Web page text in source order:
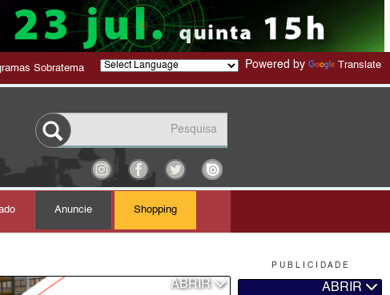
P U B L I C I D A D E
ABRIR
Sobratema Powered by Translate
Anuncie Shopping
ABRIR